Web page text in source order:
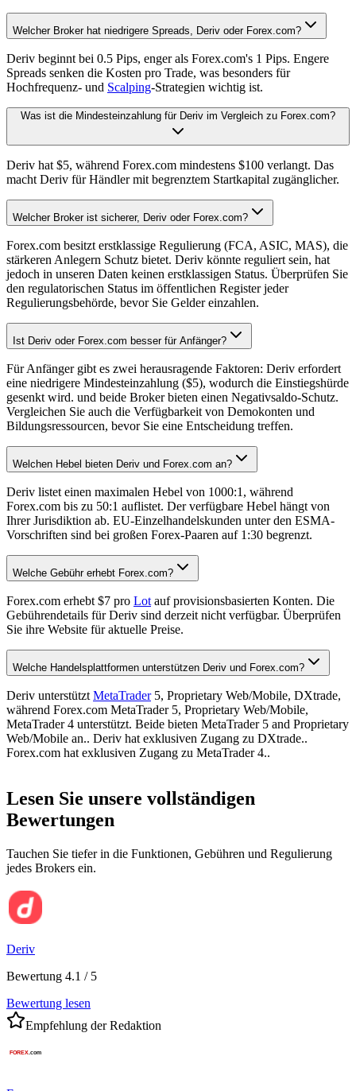
Welcher Broker hat niedrigere Spreads, Deriv oder Forex.com?
Deriv beginnt bei 0.5 Pips, enger als Forex.com's 1 Pips. Engere
Spreads senken die Kosten pro Trade, was besonders für
Hochfrequenz- und Scalping-Strategien wichtig ist.
Was ist die Mindesteinzahlung für Deriv im Vergleich zu Forex.com?
Deriv hat $5, während Forex.com mindestens $100 verlangt. Das
macht Deriv für Händler mit begrenztem Startkapital zugänglicher.
Welcher Broker ist sicherer, Deriv oder Forex.com?
Forex.com besitzt erstklassige Regulierung (FCA, ASIC, MAS), die
stärkeren Anlegern Schutz bietet. Deriv könnte reguliert sein, hat
jedoch in unseren Daten keinen erstklassigen Status. Überprüfen Sie
den regulatorischen Status im öffentlichen Register jeder
Regulierungsbehörde, bevor Sie Gelder einzahlen.
Ist Deriv oder Forex.com besser für Anfänger?
Für Anfänger gibt es zwei herausragende Faktoren: Deriv erfordert
eine niedrigere Mindesteinzahlung ($5), wodurch die Einstiegshürde
gesenkt wird. und beide Broker bieten einen Negativsaldo-Schutz.
Vergleichen Sie auch die Verfügbarkeit von Demokonten und
Bildungsressourcen, bevor Sie eine Entscheidung treffen.
Welchen Hebel bieten Deriv und Forex.com an?
Deriv listet einen maximalen Hebel von 1000:1, während
Forex.com bis zu 50:1 auflistet. Der verfügbare Hebel hängt von
Ihrer Jurisdiktion ab. EU-Einzelhandelskunden unter den ESMA-
Vorschriften sind bei großen Forex-Paaren auf 1:30 begrenzt.
Welche Gebühr erhebt Forex.com?
Forex.com erhebt $7 pro Lot auf provisionsbasierten Konten. Die
Gebührendetails für Deriv sind derzeit nicht verfügbar. Überprüfen
Sie ihre Website für aktuelle Preise.
Welche Handelsplattformen unterstützen Deriv und Forex.com?
Deriv unterstützt MetaTrader5, Proprietary Web/Mobile, DXtrade,
während Forex.com MetaTrader 5, Proprietary Web/Mobile,
MetaTrader 4 unterstützt. Beide bieten MetaTrader 5 and Proprietary
Web/Mobile an.. Deriv hat exklusiven Zugang zu DXtrade..
Forex.com hat exklusiven Zugang zu MetaTrader 4..
Lesen Sie unsere vollständigen
Bewertungen
Tauchen Sie tiefer in die Funktionen, Gebühren und Regulierung
jedes Brokers ein.
Deriv
Bewertung 4.1 / 5
Bewertung lesen
Empfehlung der Redaktion